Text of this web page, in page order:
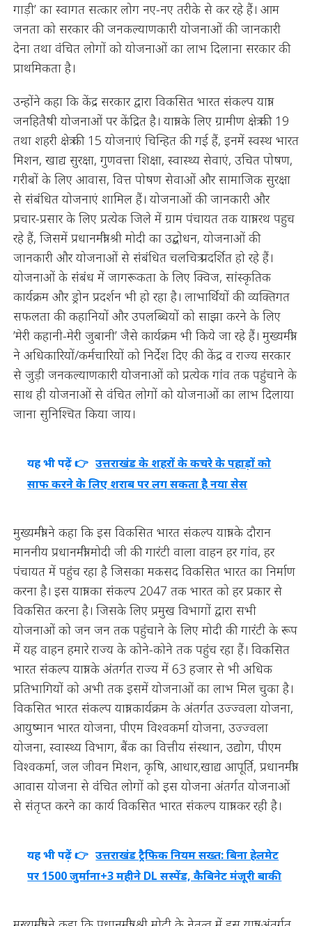
गाड़ी’ का स्वागत सत्कार लोग नए-नए तरीके से कर रहे हैं। आम
जनता को सरकार की जनकल्याणकारी योजनाओं की जानकारी
देना तथा वंचित लोगों को योजनाओं का लाभ दिलाना सरकार की
प्राथमिकता है।
उन्होंने कहा कि केंद्र सरकार द्वारा विकसित भारत संकल्प यात्रा
जनहितैषी योजनाओं पर केंद्रित है। यात्रा के लिए ग्रामीण क्षेत्र की 19
तथा शहरी क्षेत्र की 15 योजनाएं चिन्हित की गई हैं, इनमें स्वस्थ भारत
मिशन, खाद्य सुरक्षा, गुणवत्ता शिक्षा, स्वास्थ्य सेवाएं, उचित पोषण,
गरीबों के लिए आवास, वित्त पोषण सेवाओं और सामाजिक सुरक्षा
से संबंधित योजनाएं शामिल हैं। योजनाओं की जानकारी और
प्रचार-प्रसार के लिए प्रत्येक जिले में ग्राम पंचायत तक यात्रा रथ पहुच
रहे हैं, जिसमें प्रधानमंत्री श्री मोदी का उद्बोधन, योजनाओं की
जानकारी और योजनाओं से संबंधित चलचित्र प्रदर्शित हो रहे हैं।
योजनाओं के संबंध में जागरूकता के लिए क्विज, सांस्कृतिक
कार्यक्रम और ड्रोन प्रदर्शन भी हो रहा है। लाभार्थियों की व्यक्तिगत
सफलता की कहानियों और उपलब्धियों को साझा करने के लिए
’मेरी कहानी-मेरी जुबानी’ जैसे कार्यक्रम भी किये जा रहे हैं। मुख्यमंत्री
ने अधिकारियों/कर्मचारियों को निर्देश दिए की केंद्र व राज्य सरकार
से जुड़ी जनकल्याणकारी योजनाओं को प्रत्येक गांव तक पहुंचाने के
साथ ही योजनाओं से वंचित लोगों को योजनाओं का लाभ दिलाया
जाना सुनिश्चित किया जाय।
यह भी पढ़ें 👉 उत्तराखंड के शहरों के कचरे के पहाड़ों को
साफ करने के लिए शराब पर लग सकता है नया सेस
मुख्यमंत्री ने कहा कि इस विकसित भारत संकल्प यात्रा के दौरान
माननीय प्रधानमंत्री मोदी जी की गारंटी वाला वाहन हर गांव, हर
पंचायत में पहुंच रहा है जिसका मकसद विकसित भारत का निर्माण
करना है। इस यात्रा का संकल्प 2047 तक भारत को हर प्रकार से
विकसित करना है। जिसके लिए प्रमुख विभागों द्वारा सभी
योजनाओं को जन जन तक पहुंचाने के लिए मोदी की गारंटी के रूप
में यह वाहन हमारे राज्य के कोने-कोने तक पहुंच रहा हैं। विकसित
भारत संकल्प यात्रा के अंतर्गत राज्य में 63 हजार से भी अधिक
प्रतिभागियों को अभी तक इसमें योजनाओं का लाभ मिल चुका है।
विकसित भारत संकल्प यात्रा कार्यक्रम के अंतर्गत उज्ज्वला योजना,
आयुष्मान भारत योजना, पीएम विश्वकर्मा योजना, उज्ज्वला
योजना, स्वास्थ्य विभाग, बैंक का वित्तीय संस्थान, उद्योग, पीएम
विश्वकर्मा, जल जीवन मिशन, कृषि, आधार,खाद्य आपूर्ति, प्रधानमंत्री
आवास योजना से वंचित लोगों को इस योजना अंतर्गत योजनाओं
से संतृप्त करने का कार्य विकसित भारत संकल्प यात्रा कर रही है।
यह भी पढ़ें 👉 उत्तराखंड ट्रैफिक नियम सख्त: बिना हेलमेट
पर 1500 जुर्माना+3 महीने DL सस्पेंड, कैबिनेट मंजूरी बाकी